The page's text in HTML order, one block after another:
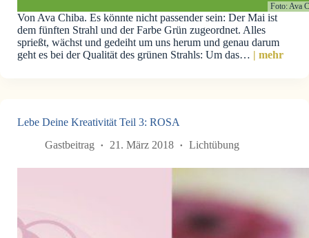
Foto: Ava
Von Ava Chiba. Es könnte nicht passender sein: Der Mai ist
dem fünften Strahl und der Farbe Grün zugeordnet. Alles
sprießt, wächst und gedeiht um uns herum und genau darum
geht es bei der Qualität des grünen Strahls: Um das… | mehr
Lebe Deine Kreativität Teil 3: ROSA
Gastbeitrag
21. März 2018 Lichtübung